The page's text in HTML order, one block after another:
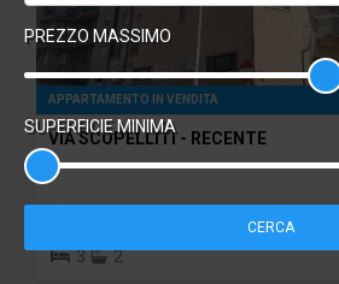
PREZZO MASSIMO
SUPERFICIE MINIMA
CERCA
APPARTAMENTO IN VENDITA
VIA SCOPELLITI - RECENTE
3 2